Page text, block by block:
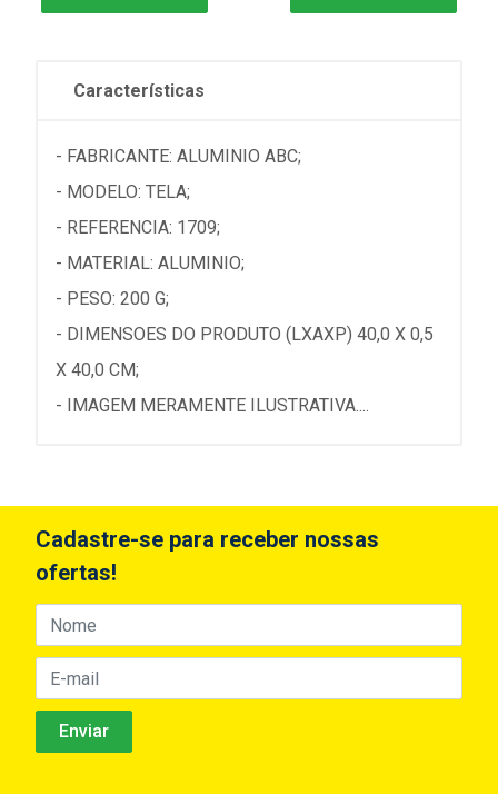
Características
- FABRICANTE: ALUMINIO ABC;
- MODELO: TELA;
- REFERENCIA: 1709;
- MATERIAL: ALUMINIO;
- PESO: 200 G;
- DIMENSOES DO PRODUTO (LXAXP) 40,0 X 0,5
X 40,0 CM;
- IMAGEM MERAMENTE ILUSTRATIVA....
Cadastre-se para receber nossas
ofertas!